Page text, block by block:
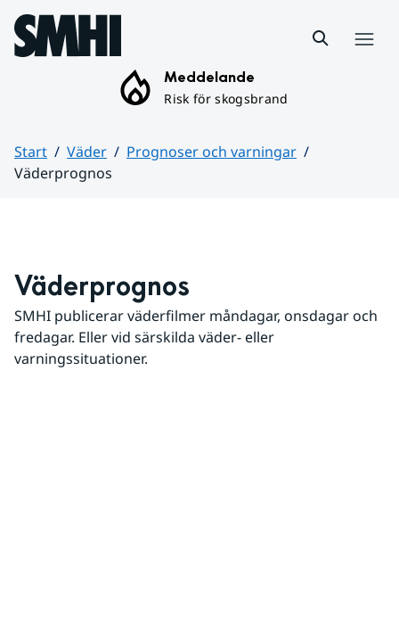
Hoppa till sidans innehåll
Meddelande
Risk för skogsbrand
Start Väder
Prognoser och varningar
Väderprognos
Väderprognos
SMHI publicerar väderfilmer måndagar, onsdagar och
fredagar. Eller vid särskilda väder- eller
varningssituationer.